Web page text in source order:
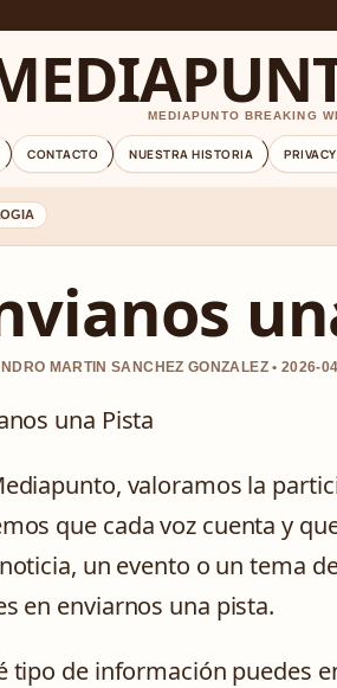
MEDIAPUNTO BREAKING
CONTACTO NUESTRA HISTORIA
MARTIN SANCHEZ GONZALEZ • 2026-
una Pista
valoramos la
que cada voz cuenta y
un evento o un tema
en enviarnos una pista.
tipo de información puedes